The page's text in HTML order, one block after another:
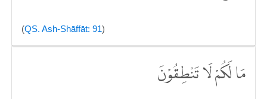
(QS. Ash-Shāffāt: 91)
مَا لَكُمْ لَا تَنْطِقُوْنَ